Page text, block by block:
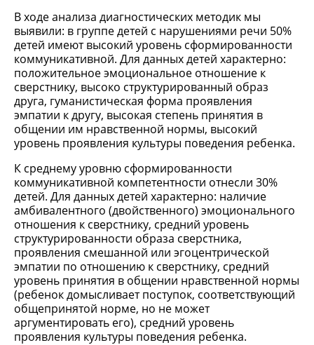
В ходе анализа диагностических методик мы
выявили: в группе детей с нарушениями речи 50%
детей имеют высокий уровень сформированности
коммуникативной. Для данных детей характерно:
положительное эмоциональное отношение к
сверстнику, высоко структурированный образ
друга, гуманистическая форма проявления
эмпатии к другу, высокая степень принятия в
общении им нравственной нормы, высокий
уровень проявления культуры поведения ребенка.
К среднему уровню сформированности
коммуникативной компетентности отнесли 30%
детей. Для данных детей характерно: наличие
амбивалентного (двойственного) эмоционального
отношения к сверстнику, средний уровень
структурированности образа сверстника,
проявления смешанной или эгоцентрической
эмпатии по отношению к сверстнику, средний
уровень принятия в общении нравственной нормы
(ребенок домысливает поступок, соответствующий
общепринятой норме, но не может
аргументировать его), средний уровень
проявления культуры поведения ребенка.